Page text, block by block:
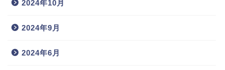
2024年10月
2024年9月
2024年6月